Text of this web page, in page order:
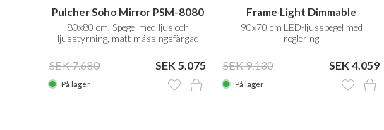
Pulcher Soho Mirror PSM-8080
80x80 cm. Spegel med ljus och
ljusstyrning, matt mässingsfärgad
SEK 7.680 SEK 5.075
På lager
Frame Light Dimmable
90x70 cm LED-ljusspegel med
reglering
SEK 9.130 SEK 4.059
På lager